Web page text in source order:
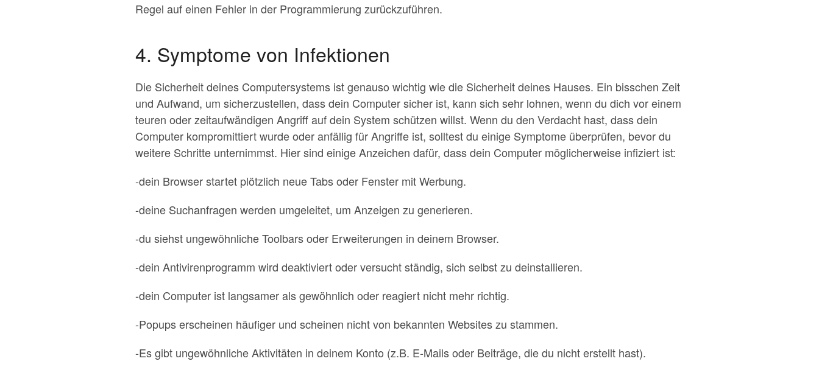
Regel auf einen Fehler in der Programmierung zurückzuführen.
4. Symptome von Infektionen
Die Sicherheit deines Computersystems ist genauso wichtig wie die Sicherheit deines Hauses. Ein bisschen Zeit
und Aufwand, um sicherzustellen, dass dein Computer sicher ist, kann sich sehr lohnen, wenn du dich vor einem
teuren oder zeitaufwändigen Angriff auf dein System schützen willst. Wenn du den Verdacht hast, dass dein
Computer kompromittiert wurde oder anfällig für Angriffe ist, solltest du einige Symptome überprüfen, bevor du
weitere Schritte unternimmst. Hier sind einige Anzeichen dafür, dass dein Computer möglicherweise infiziert ist:
-dein Browser startet plötzlich neue Tabs oder Fenster mit Werbung.
-deine Suchanfragen werden umgeleitet, um Anzeigen zu generieren.
-du siehst ungewöhnliche Toolbars oder Erweiterungen in deinem Browser.
-dein Antivirenprogramm wird deaktiviert oder versucht ständig, sich selbst zu deinstallieren.
-dein Computer ist langsamer als gewöhnlich oder reagiert nicht mehr richtig.
-Popups erscheinen häufiger und scheinen nicht von bekannten Websites zu stammen.
-Es gibt ungewöhnliche Aktivitäten in deinem Konto (z.B. E-Mails oder Beiträge, die du nicht erstellt hast).